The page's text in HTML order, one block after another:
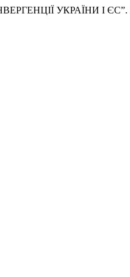
УКРАЇНИ І ЄС”.